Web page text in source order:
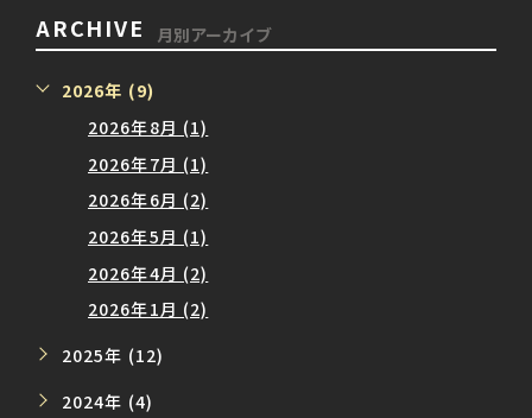
ARCHIVE 月別アーカイブ
2026年 (9)
2026年8月 (1)
2026年7月 (1)
2026年6月 (2)
2026年5月 (1)
2026年4月 (2)
2026年1月 (2)
2025年 (12)
2024年 (4)